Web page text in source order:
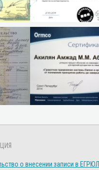
о внесении записи в ЕГРЮЛ